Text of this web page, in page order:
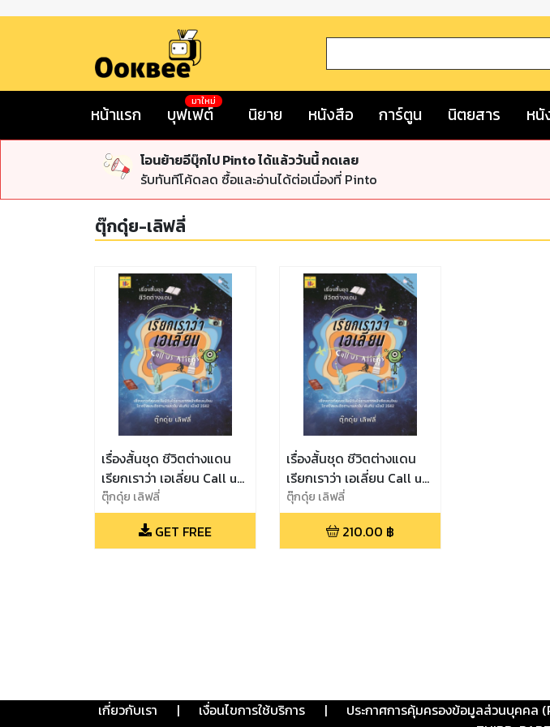
หน้าแรก บุฟเฟต์
มาใหม่
นิยาย หนังสือ การ์ตูน นิตยสาร ห
โอนย้ายอีบุ๊กไป Pinto ได้แล้ววันนี้ กดเลย
รับทันทีโค้ดลด ซื้อและอ่านได้ต่อเนื่องที่ Pinto
ตุ๊กดุ๋ย-เลิฟลี่
เรื่องสั้นชุด ชีวิตต่างแดน
เรียกเราว่า เอเลี่ยน Call us
Aliens (ทดลองอ่านฟรี)
ตุ๊กดุ๋ย เลิฟลี่
GET FREE
เรื่องสั้นชุด ชีวิตต่างแดน
เรียกเราว่า เอเลี่ยน Call us
Aliens
ตุ๊กดุ๋ย เลิฟลี่
210.00 ฿
เกี่ยวกับเรา | เงื่อนไขการใช้บริการ | ประกาศการคุ้มครองข้อมูลส่วนบุคคล